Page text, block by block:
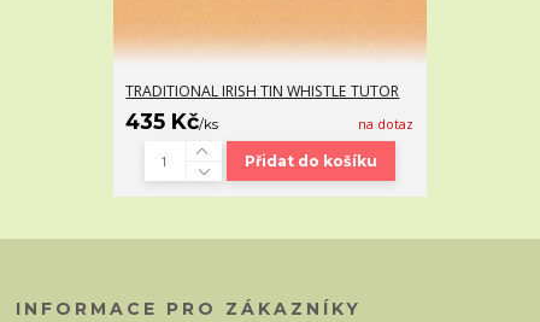
TRADITIONAL IRISH TIN WHISTLE TUTOR
435 Kč/ks na dotaz
Přidat do košíku
INFORMACE PRO ZÁKAZNÍKY